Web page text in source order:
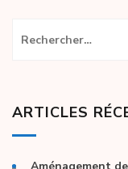
Rechercher :
ARTICLES